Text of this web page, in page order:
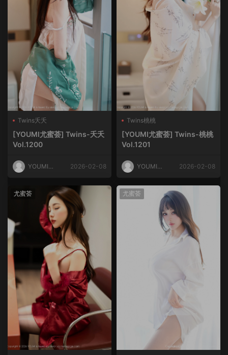
Twins夭夭
[YOUMI尤蜜荟] Twins-夭夭
Vol.1200
YOUMI尤
2026-02-08
Twins桃桃
[YOUMI尤蜜荟] Twins-桃桃
Vol.1201
YOUMI尤
2026-02-08
尤蜜荟 尤蜜荟